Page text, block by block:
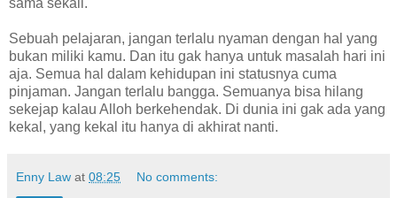
sama sekali.
Sebuah pelajaran, jangan terlalu nyaman dengan hal yang
bukan miliki kamu. Dan itu gak hanya untuk masalah hari ini
aja. Semua hal dalam kehidupan ini statusnya cuma
pinjaman. Jangan terlalu bangga. Semuanya bisa hilang
sekejap kalau Alloh berkehendak. Di dunia ini gak ada yang
kekal, yang kekal itu hanya di akhirat nanti.
Enny Law at 08:25 No comments: